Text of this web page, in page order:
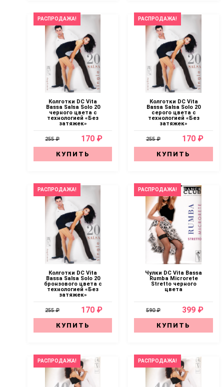
РАСПРОДАЖА!
Колготки DC Vita
Bassa Salsa Solo 20
черного цвета с
технологией «Без
затяжек»
255 ₽ 170 ₽
КУПИТЬ
РАСПРОДАЖА!
Колготки DC Vita
Bassa Salsa Solo 20
серого цвета с
технологией «Без
затяжек»
255 ₽ 170 ₽
КУПИТЬ
РАСПРОДАЖА!
Колготки DC Vita
Bassa Salsa Solo 20
бронзового цвета с
технологией «Без
затяжек»
255 ₽ 170 ₽
КУПИТЬ
РАСПРОДАЖА!
Чулки DC Vita Bassa
Rumba Microrete
Stretto черного
цвета
590 ₽ 399 ₽
КУПИТЬ
РАСПРОДАЖА! РАСПРОДАЖА!